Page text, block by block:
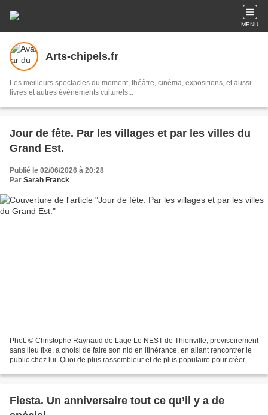
MENU
Arts-chipels.fr
Les meilleurs spectacles du moment, théâtre, cinéma, expositions, et aussi
livres et autres évènements culturels...
Jour de fête. Par les villages et par les villes du
Grand Est.
Publié le 02/06/2026 à 20:28
Par Sarah Franck
Phot. © Christophe Raynaud de Lage Le NEST de Thionville, provisoirement
sans lieu fixe, a choisi de faire son nid en itinérance, en allant rencontrer le
public chez lui. Quoi de plus rassembleur et de plus populaire pour créer
Fiesta. Un anniversaire tout ce qu’il y a de